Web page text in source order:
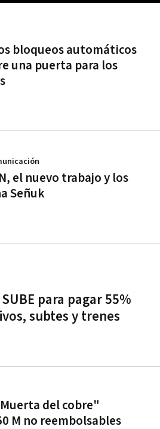
bloqueos automáticos
una puerta para los
el nuevo trabajo y los
Señuk
para pagar 55%
subtes y trenes
del cobre"
M no reembolsables